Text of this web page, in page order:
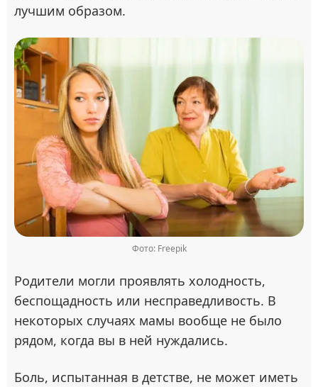
лучшим образом.
Фото: Freepik
Родители могли проявлять холодность,
беспощадность или несправедливость. В
некоторых случаях мамы вообще не было
рядом, когда вы в ней нуждались.
Боль, испытанная в детстве, не может иметь